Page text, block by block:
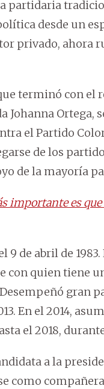
partidaria
desde un
privado, ahora
terminó con el
Johanna Ortega,
el Partido
de los
de la mayoría
importante es
9 de abril de
quien tiene
gran
En el 2014,
el 2018,
a la
como